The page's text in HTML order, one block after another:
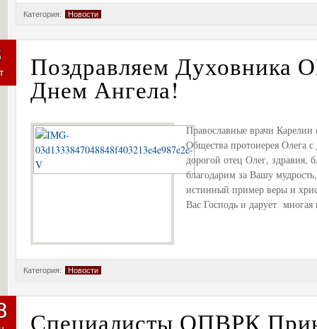
Категория: Новости
Поздравляем Духовника
Днем Ангела!
Православные врачи Карелии
Общества протоиерея Олега
дорогой отец Олег, здравия,
благодарим за Вашу
истинный пример веры и
Вас Господь и дарует многая
Категория: Новости
Специалисты ОПВРК